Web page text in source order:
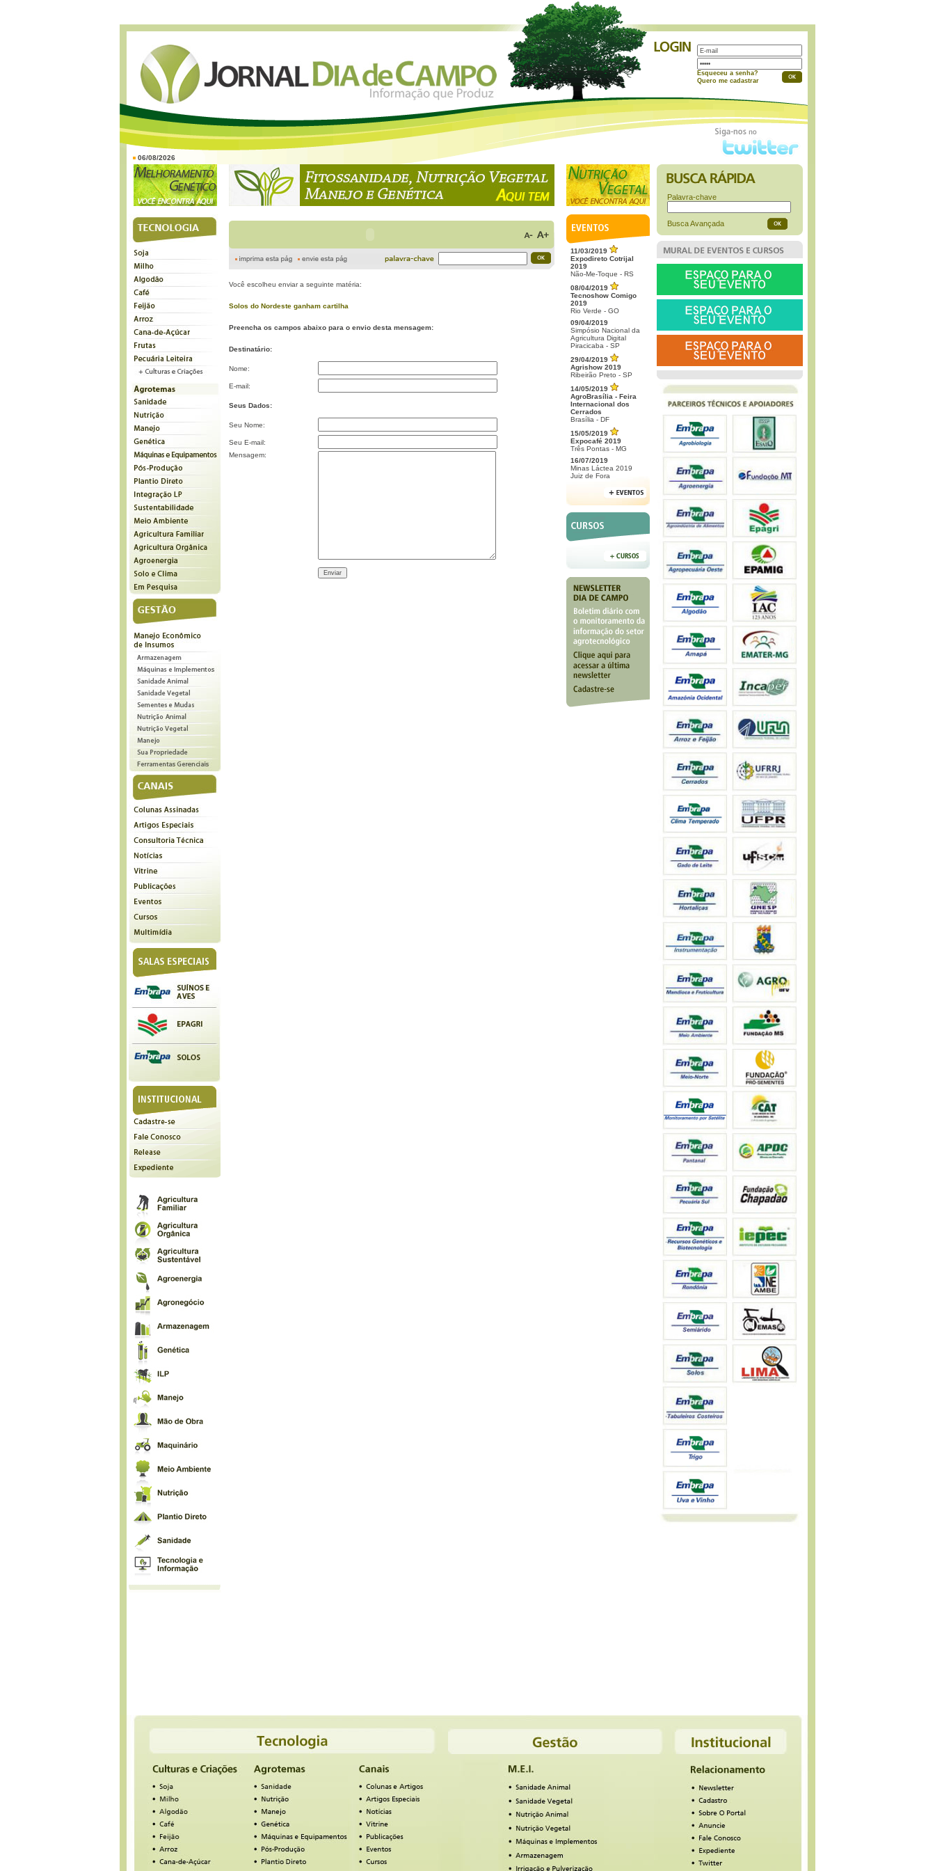
Esqueceu a senha?
Quero me cadastrar
06/08/2026
Você escolheu enviar a seguinte matéria:
Solos do Nordeste ganham cartilha
Preencha os campos abaixo para o envio desta mensagem:
Destinatário:
Nome:
E-mail:
Seus Dados:
Seu Nome:
Seu E-mail:
Mensagem:
11/03/2019
Expodireto Cotrijal
2019
Não-Me-Toque - RS
08/04/2019
Tecnoshow Comigo
2019
Rio Verde - GO
09/04/2019
Simpósio Nacional da
Agricultura Digital
Piracicaba - SP
29/04/2019
Agrishow 2019
Ribeirão Preto - SP
14/05/2019
AgroBrasília - Feira
Internacional dos
Cerrados
Brasília - DF
15/05/2019
Expocafé 2019
Três Pontas - MG
16/07/2019
Minas Láctea 2019
Juiz de Fora
Palavra-chave
Busca Avançada